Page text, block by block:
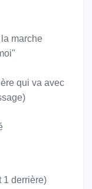
marche
qui va avec
1 derrière)